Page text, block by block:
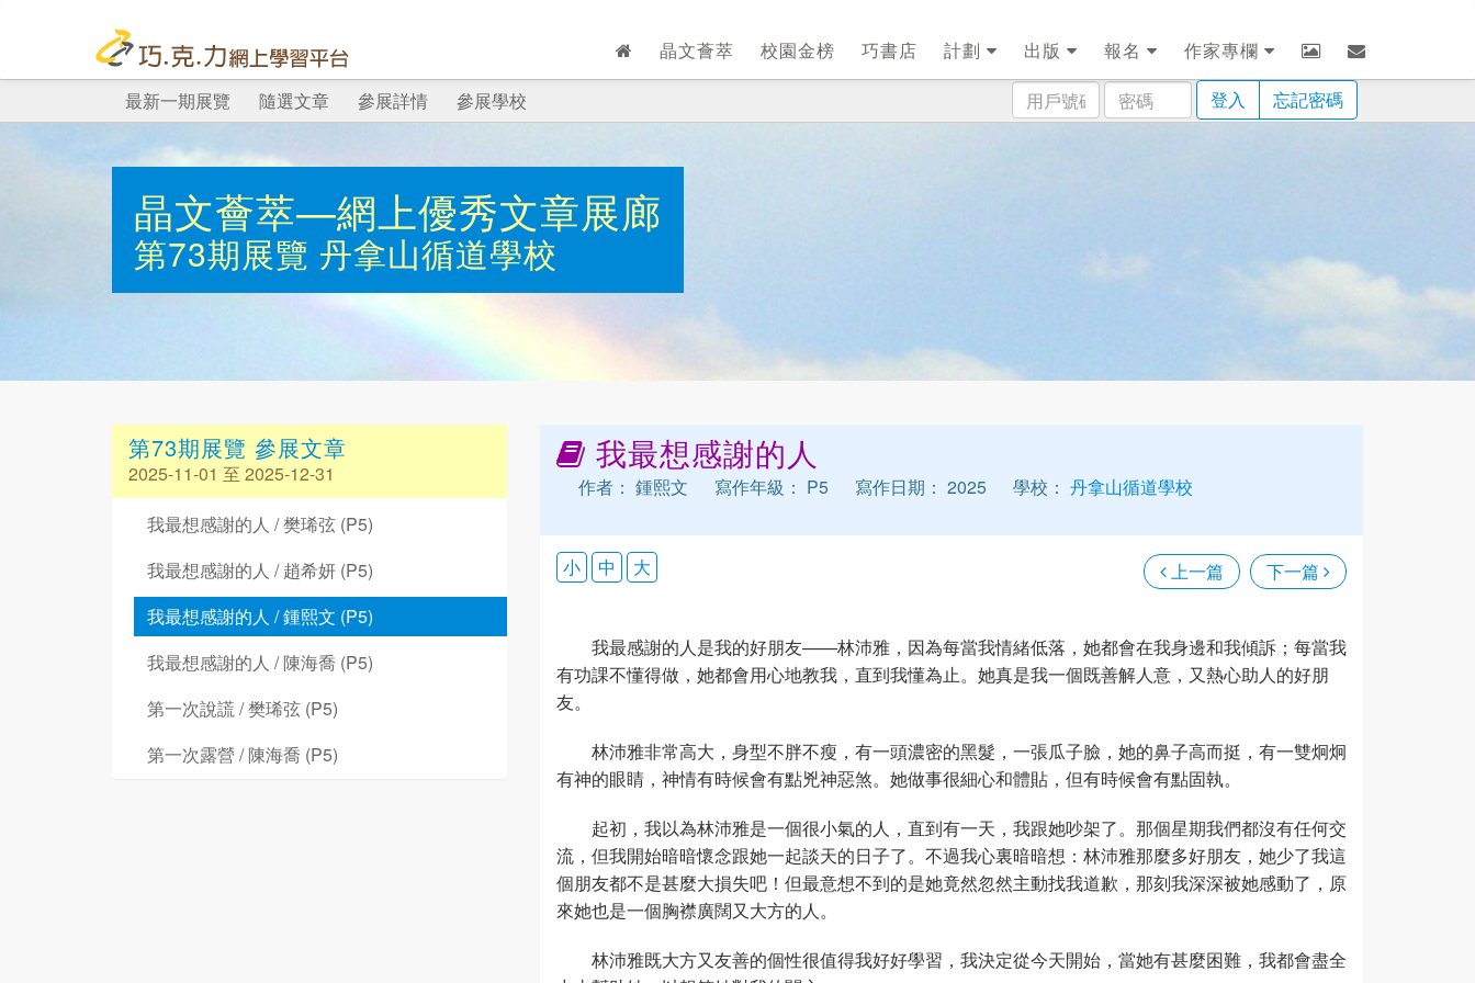
晶文薈萃 校園金榜 巧書店 計劃 出版 報名
作家專欄
用
戶
密
碼
登入 忘記密碼
最新一期展覽 隨選文章 參展詳情 參展學校
晶文薈萃—網上優秀文章展廊
第73期展覽 丹拿山循道學校
第73期展覽 參展文章
2025-11-01 至 2025-12-31
我最想感謝的人 / 樊琋弦 (P5)
我最想感謝的人 / 趙希妍 (P5)
我最想感謝的人 / 鍾熙文 (P5)
我最想感謝的人 / 陳海喬 (P5)
第一次說謊 / 樊琋弦 (P5)
第一次露營 / 陳海喬 (P5)
我最想感謝的人
作者： 鍾熙文 寫作年級： P5 寫作日期： 2025 學校： 丹拿山循道學校
上一篇 下一篇
小 中 大
我最感謝的人是我的好朋友——林沛雅，因為每當我情緒低落，她都會在我身邊和我傾訴；每當我
有功課不懂得做，她都會用心地教我，直到我懂為止。她真是我一個既善解人意，又熱心助人的好朋
友。
林沛雅非常高大，身型不胖不瘦，有一頭濃密的黑髮，一張瓜子臉，她的鼻子高而挺，有一雙炯炯
有神的眼睛，神情有時候會有點兇神惡煞。她做事很細心和體貼，但有時候會有點固執。
起初，我以為林沛雅是一個很小氣的人，直到有一天，我跟她吵架了。那個星期我們都沒有任何交
流，但我開始暗暗懷念跟她一起談天的日子了。不過我心裏暗暗想：林沛雅那麼多好朋友，她少了我這
個朋友都不是甚麼大損失吧！但最意想不到的是她竟然忽然主動找我道歉，那刻我深深被她感動了，原
來她也是一個胸襟廣闊又大方的人。
林沛雅既大方又友善的個性很值得我好好學習，我決定從今天開始，當她有甚麼困難，我都會盡全